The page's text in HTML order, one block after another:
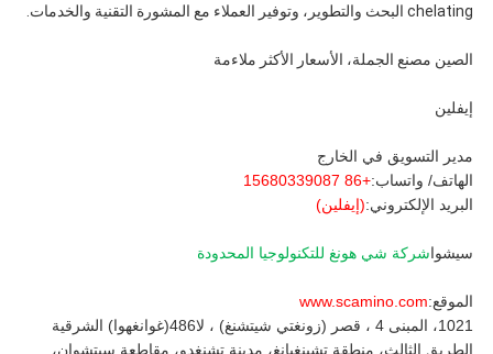
chelating البحث والتطوير، وتوفير العملاء مع المشورة التقنية والخدمات.
الصين مصنع الجملة، الأسعار الأكثر ملاءمة
إيفلين
مدير التسويق في الخارج
الهاتف/ واتساب:+86 15680339087
البريد الإلكتروني:(إيفلين)
سيشواشركة شي هونغ للتكنولوجيا المحدودة
الموقع:www.scamino.com
1021، المبنى 4 ، قصر (زونغتي شيتشنغ) ، لا486(غوانغهوا) الشرقية
الطريق الثالث، منطقة تشينغيانغ، مدينة تشنغدو، مقاطعة سيتشوان،